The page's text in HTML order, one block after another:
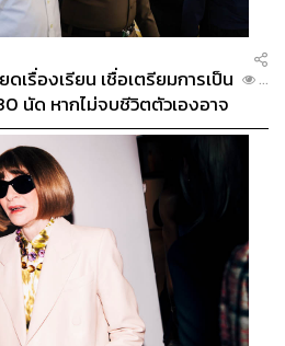
เรื่องเรียน เชื่อเตรียมการเป็น
นัด หากไม่จบชีวิตตัวเองอาจ
...